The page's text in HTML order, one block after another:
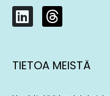
L
i
k
e
T
h
e
a
TIETOA MEISTÄ